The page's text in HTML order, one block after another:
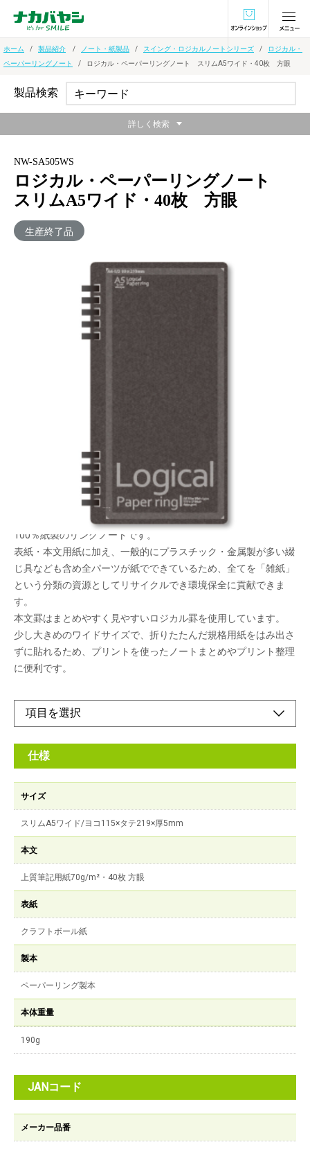
オンラインショ
ホーム 製品紹介 ノート・紙製品 スイング・ロジカルノートシリーズ
ロジカル・
ペーパーリングノート
ロジカル・ペーパーリングノート スリムA5ワイド・40枚 方眼
NW-SA505WS
ロジカル・ペーパーリングノート
スリムA5ワイド・40枚 方眼
生産終了品
【FSC® 認証商品】
「ロジカル・ペーパーリングノート」は綴じ具が紙でできた
100％紙製のリングノートです。
表紙・本文用紙に加え、一般的にプラスチック・金属製が多い綴
じ具なども含め全パーツが紙でできているため、全てを「雑紙」
という分類の資源としてリサイクルでき環境保全に貢献できま
す。
本文罫はまとめやすく見やすいロジカル罫を使用しています。
少し大きめのワイドサイズで、折りたたんだ規格用紙をはみ出さ
ずに貼れるため、プリントを使ったノートまとめやプリント整理
に便利です。
仕様
サイズ
スリムA5ワイド/ヨコ115×タテ219×厚5mm
本文
上質筆記用紙70g/m²・40枚 方眼
表紙
クラフトボール紙
製本
ペーパーリング製本
本体重量
190g
JANコード
メーカー品番
製品検索
詳しく検索